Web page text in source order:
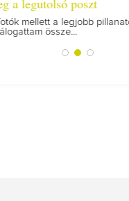
Megírtuk a modulzáró
az